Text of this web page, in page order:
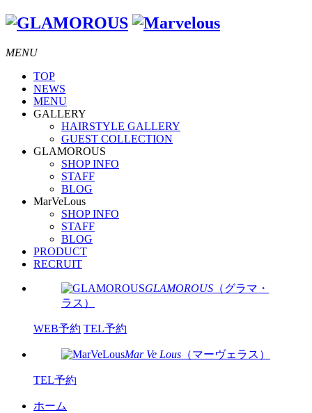
MENU
TOP
NEWS
MENU
GALLERY
HAIRSTYLE GALLERY
GUEST COLLECTION
GLAMOROUS
SHOP INFO
STAFF
BLOG
MarVeLous
SHOP INFO
STAFF
BLOG
PRODUCT
RECRUIT
GLAMOROUS （グラマ・
ラス）
WEB予約 TEL予約
Mar Ve Lous （マーヴェラス）
TEL予約
ホーム